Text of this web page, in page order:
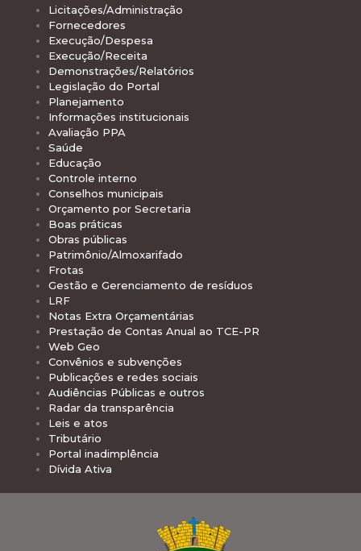
Licitações/Administração
Fornecedores
Execução/Despesa
Execução/Receita
Demonstrações/Relatórios
Legislação do Portal
Planejamento
Informações institucionais
Avaliação PPA
Saúde
Educação
Controle interno
Conselhos municipais
Orçamento por Secretaria
Boas práticas
Obras públicas
Patrimônio/Almoxarifado
Frotas
Gestão e Gerenciamento de resíduos
LRF
Notas Extra Orçamentárias
Prestação de Contas Anual ao TCE-PR
Web Geo
Convênios e subvenções
Publicações e redes sociais
Audiências Públicas e outros
Radar da transparência
Leis e atos
Tributário
Portal inadimplência
Dívida Ativa